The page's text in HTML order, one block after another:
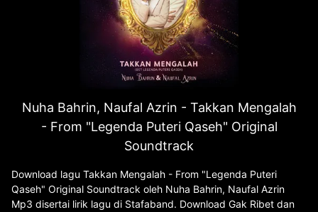
Nuha Bahrin, Naufal Azrin - Takkan Mengalah
- From "Legenda Puteri Qaseh" Original
Soundtrack
Download lagu Takkan Mengalah - From "Legenda Puteri
Qaseh" Original Soundtrack oleh Nuha Bahrin, Naufal Azrin
Mp3 disertai lirik lagu di Stafaband. Download Gak Ribet dan